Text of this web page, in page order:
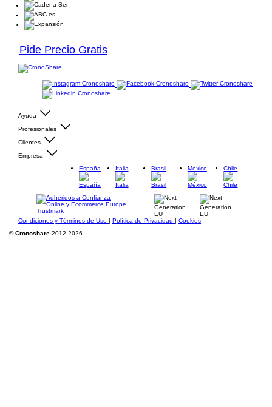
Pide Precio Gratis
Ayuda
Profesionales
Clientes
Empresa
España
Italia Brasil México Chile
Condiciones y Términos de Uso | Política de Privacidad | Cookies
©Cronoshare 2012-2026